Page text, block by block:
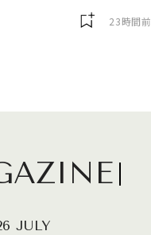
23時間前
JULY